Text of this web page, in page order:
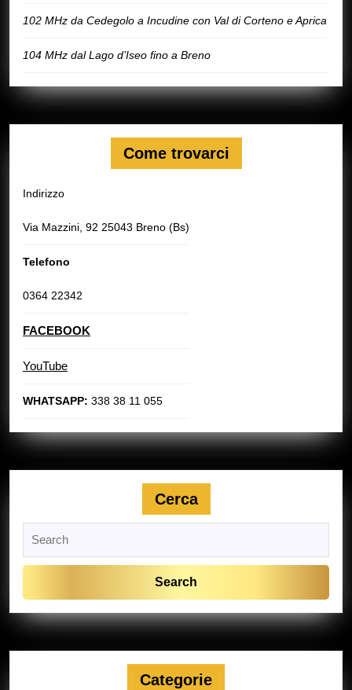
102 MHz da Cedegolo a Incudine con Val di Corteno e Aprica
104 MHz dal Lago d’Iseo fino a Breno
Come trovarci
Indirizzo
Via Mazzini, 92 25043 Breno (Bs)
Telefono
0364 22342
FACEBOOK
YouTube
WHATSAPP: 338 38 11 055
Cerca
for:
Categorie